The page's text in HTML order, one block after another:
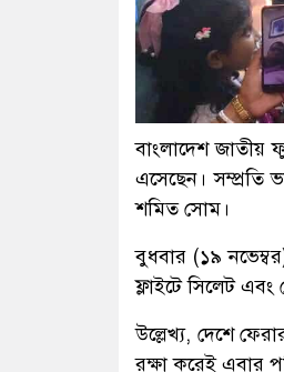
বাংলাদেশ জাতীয়
এসেছেন। সম্প্রতি
শমিত সোম।
বুধবার (১৯
ফ্লাইটে সিলেট এবং
উল্লেখ্য, দেশে
রক্ষা করেই এবার